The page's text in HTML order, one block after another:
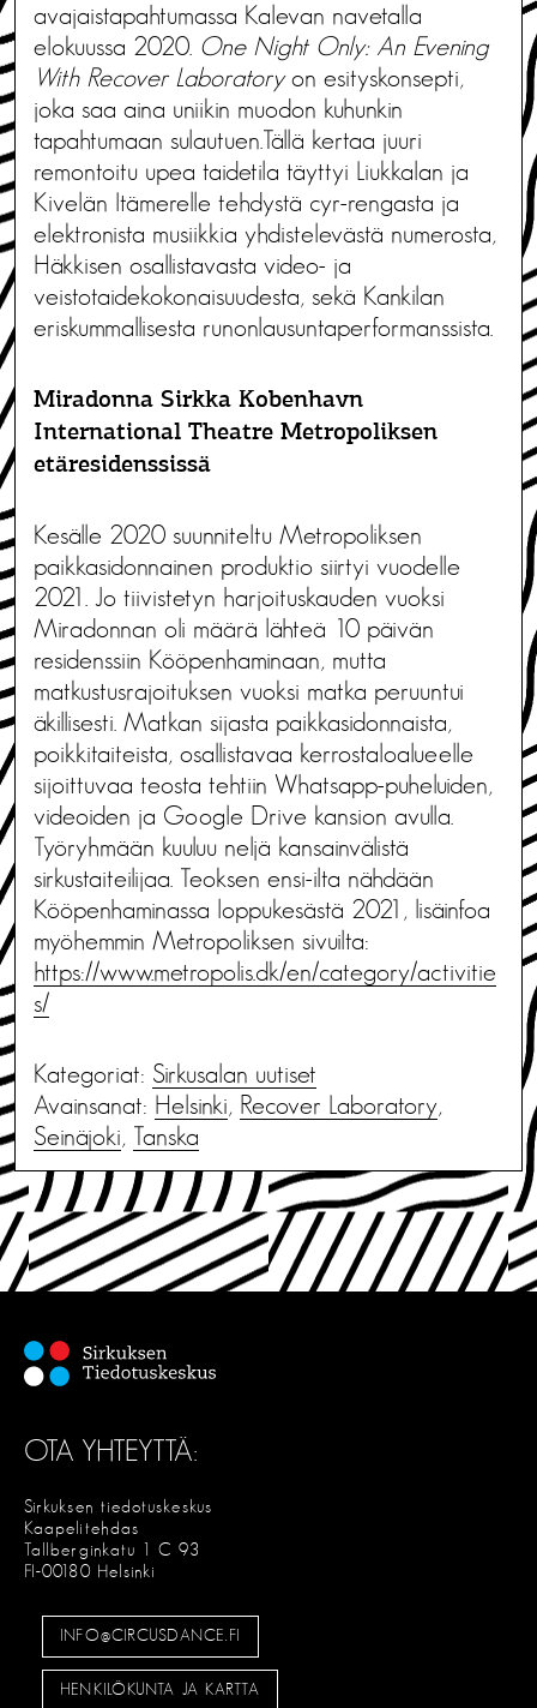
avajaistapahtumassa Kalevan navetalla
elokuussa 2020. One Night Only: An Evening
With Recover Laboratoryon esityskonsepti,
joka saa aina uniikin muodon kuhunkin
tapahtumaan sulautuen.Tällä kertaa juuri
remontoitu upea taidetila täyttyi Liukkalan ja
Kivelän Itämerelle tehdystä cyr-rengasta ja
elektronista musiikkia yhdistelevästä numerosta,
Häkkisen osallistavasta video- ja
veistotaidekokonaisuudesta, sekä Kankilan
eriskummallisesta runonlausuntaperformanssista.
Miradonna Sirkka Kobenhavn
International Theatre Metropoliksen
etäresidenssissä
Kesälle 2020 suunniteltu Metropoliksen
paikkasidonnainen produktio siirtyi vuodelle
2021. Jo tiivistetyn harjoituskauden vuoksi
Miradonnan oli määrä lähteä 10 päivän
residenssiin Kööpenhaminaan, mutta
matkustusrajoituksen vuoksi matka peruuntui
äkillisesti. Matkan sijasta paikkasidonnaista,
poikkitaiteista, osallistavaa kerrostaloalueelle
sijoittuvaa teosta tehtiin Whatsapp-puheluiden,
videoiden ja Google Drive kansion avulla.
Työryhmään kuuluu neljä kansainvälistä
sirkustaiteilijaa. Teoksen ensi-ilta nähdään
Kööpenhaminassa loppukesästä 2021, lisäinfoa
myöhemmin Metropoliksen sivuilta:
https://www.metropolis.dk/en/category/activitie
s/
Kategoriat: Sirkusalan uutiset
Avainsanat: Helsinki, Recover Laboratory,
Seinäjoki, Tanska
OTA YHTEYTTÄ:
Sirkuksen tiedotuskeskus
Kaapelitehdas
Tallberginkatu 1 C 93
FI-00180 Helsinki
INFO@CIRCUSDANCE.FI
HENKILÖKUNTA JA KARTTA